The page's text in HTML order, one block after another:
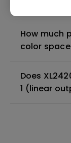
How much
color space
Does
1 (linear